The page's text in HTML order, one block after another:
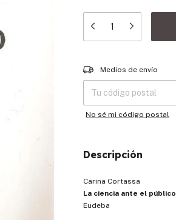
Entregas para el CP:
Medios de envío
No sé mi código postal
Descripción
Carina Cortassa
La ciencia ante el público
Eudeba